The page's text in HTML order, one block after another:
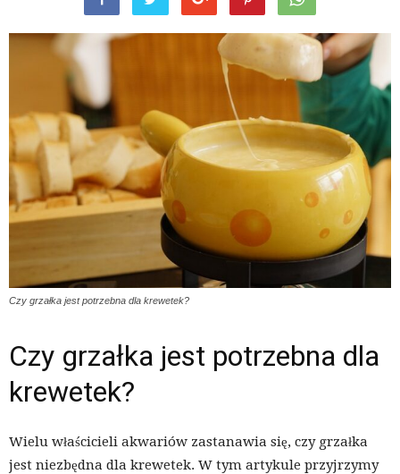
Czy grzałka jest potrzebna dla krewetek?
Czy grzałka jest potrzebna dla
krewetek?
Wielu właścicieli akwariów zastanawia się, czy grzałka
jest niezbędna dla krewetek. W tym artykule przyjrzymy